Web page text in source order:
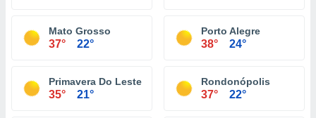
Mato Grosso
37° 22°
Porto Alegre
38° 24°
Primavera Do Leste
35° 21°
Rondonópolis
37° 22°